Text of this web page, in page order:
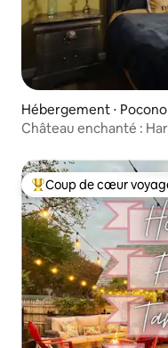
Hébergement ⋅
Château enchanté :
Coups de cœur
Coup de cœur